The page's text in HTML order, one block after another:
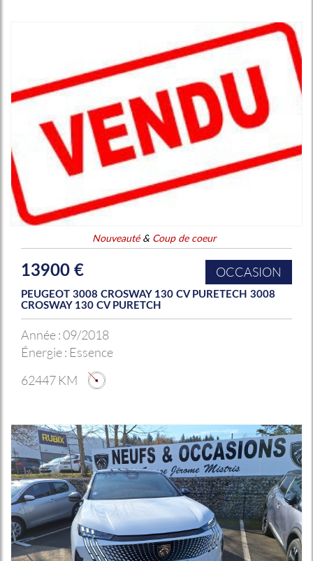
Nouveauté& Coup de coeur
13900 € OCCASION
PEUGEOT 3008 CROSWAY 130 CV PURETECH 3008
CROSWAY 130 CV PURETCH
Année :09/2018
Énergie : Essence
62447 KM